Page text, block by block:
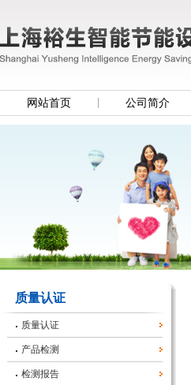
网站首页 公司简介
质量认证
质量认证
产品检测
检测报告